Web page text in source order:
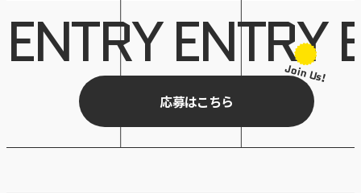
ENTRYENTRY
Join Us!
応募はこちら